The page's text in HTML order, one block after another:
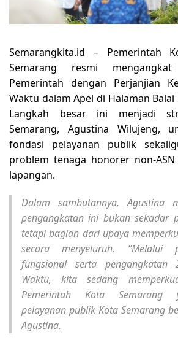
Semarangkita.id – Pemerintah
Semarang resmi
Pemerintah dengan Perjanjian
Waktu dalam Apel di Halaman Balai
Langkah besar ini menjadi
Semarang, Agustina Wilujeng,
fondasi pelayanan publik
problem tenaga honorer non-
lapangan.
Dalam sambutannya, Agustina
pengangkatan ini bukan sekadar
tetapi bagian dari upaya
secara menyeluruh. “Melalui
fungsional serta pengangkatan
Waktu, kita sedang
Pemerintah Kota Semarang
pelayanan publik Kota Semarang
Agustina.